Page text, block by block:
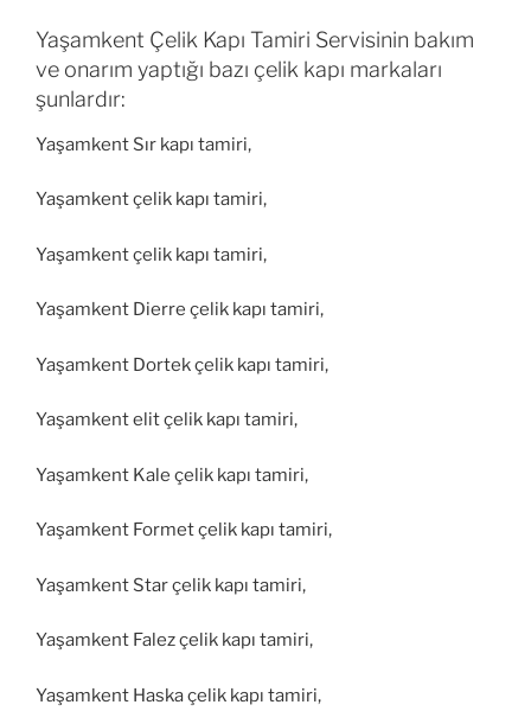
Yaşamkent Çelik Kapı Tamiri Servisinin bakım
ve onarım yaptığı bazı çelik kapı markaları
şunlardır:
Yaşamkent Sır kapı tamiri,
Yaşamkent çelik kapı tamiri,
Yaşamkent çelik kapı tamiri,
Yaşamkent Dierre çelik kapı tamiri,
Yaşamkent Dortek çelik kapı tamiri,
Yaşamkent elit çelik kapı tamiri,
Yaşamkent Kale çelik kapı tamiri,
Yaşamkent Formet çelik kapı tamiri,
Yaşamkent Star çelik kapı tamiri,
Yaşamkent Falez çelik kapı tamiri,
Yaşamkent Haska çelik kapı tamiri,